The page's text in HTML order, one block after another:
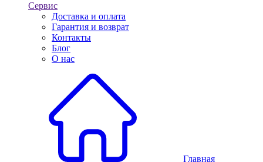
Сервис
Доставка и оплата
Гарантия и возврат
Контакты
Блог
О нас
Главная